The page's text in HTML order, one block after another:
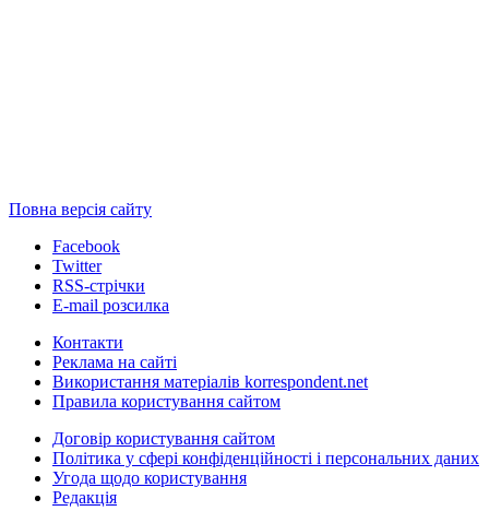
Повна версія сайту
Facebook
Twitter
RSS-стрічки
E-mail розсилка
Контакти
Реклама на сайті
Використання матеріалів korrespondent.net
Правила користування сайтом
Договір користування сайтом
Політика у сфері конфіденційності і персональних даних
Угода щодо користування
Редакція